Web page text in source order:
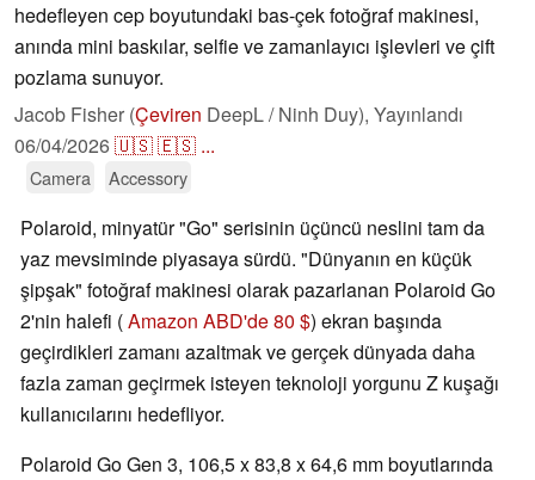
hedefleyen cep boyutundaki bas-çek fotoğraf makinesi,
anında mini baskılar, selfie ve zamanlayıcı işlevleri ve çift
pozlama sunuyor.
Jacob Fisher (Çeviren DeepL / Ninh Duy), Yayınlandı
06/04/2026🇺🇸🇪🇸 ...
Camera Accessory
Polaroid, minyatür "Go" serisinin üçüncü neslini tam da
yaz mevsiminde piyasaya sürdü. "Dünyanın en küçük
şipşak" fotoğraf makinesi olarak pazarlanan Polaroid Go
2'nin halefi (Amazon ABD'de 80 $) ekran başında
geçirdikleri zamanı azaltmak ve gerçek dünyada daha
fazla zaman geçirmek isteyen teknoloji yorgunu Z kuşağı
kullanıcılarını hedefliyor.
Polaroid Go Gen 3, 106,5 x 83,8 x 64,6 mm boyutlarında